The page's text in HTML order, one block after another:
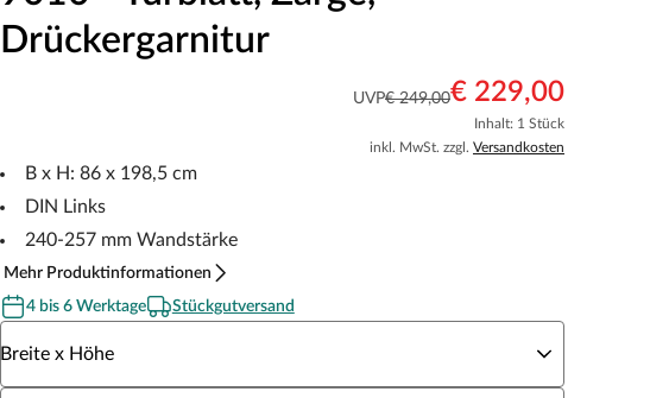
Drückergarnitur
UVP€ 249,00€ 229,00
Inhalt: 1 Stück
inkl. MwSt. zzgl. Versandkosten
B x H: 86 x 198,5 cm
DIN Links
240-257 mm Wandstärke
Mehr Produktinformationen
4 bis 6 Werktage
Stückgutversand
Breite x Höhe